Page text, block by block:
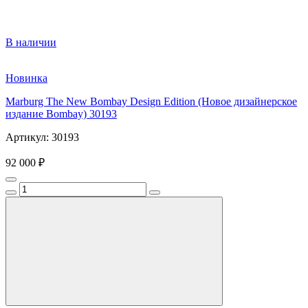
В наличии
Новинка
Marburg The New Bombay Design Edition (Новое дизайнерское
издание Bombay) 30193
Артикул: 30193
92 000 ₽